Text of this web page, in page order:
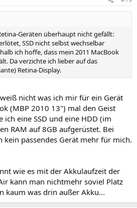
Geräten überhaupt nicht gefällt:
SSD nicht selbst wechselbar
ich hoffe, dass mein 2011 MacBook
Da verzichte ich lieber auf das
Retina-Display.
nicht was ich mir für ein Gerät
(MBP 2010 13") mal den Geist
eine SSD und eine HDD (im
RAM auf 8GB aufgerüstet. Bei
passendes Gerät mehr für mich.
wie es mit der Akkulaufzeit der
kann man nichtmehr soviel Platz
kaum was drin außer Akku...